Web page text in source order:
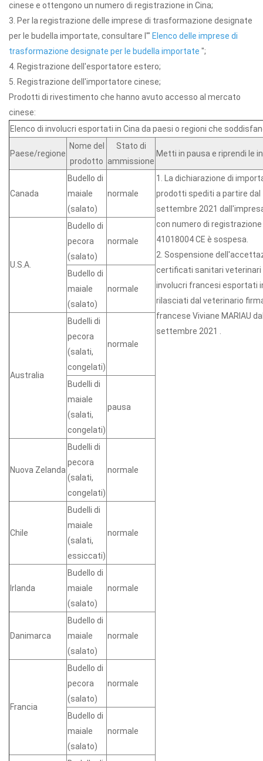
cinese e ottengono un numero di registrazione in Cina;
3. Per la registrazione delle imprese di trasformazione designate
per le budella importate, consultare l'" Elenco delle imprese di
trasformazione designate per le budella importate ";
4. Registrazione dell'esportatore estero;
5. Registrazione dell'importatore cinese;
Prodotti di rivestimento che hanno avuto accesso al mercato
cinese:
Elenco di involucri esportati in Cina da paesi o regioni che
Paese/regione
Nome del
prodotto
Stato di
ammissione
Metti in pausa e riprendi le
Canada
Budello di
maiale
(salato)
normale
1. La dichiarazione di
prodotti spediti a partire dal
settembre 2021
con numero di registrazione
41018004 CE è sospesa.
2. Sospensione
certificati sanitari veterinari
involucri francesi esportati
rilasciati dal veterinario
francese Viviane MARIAU
settembre 2021 .
U.S.A.
Budello di
pecora
(salato)
normale
Budello di
maiale
(salato)
normale
Australia
Budelli di
pecora
(salati,
congelati)
normale
Budelli di
maiale
(salati,
congelati)
pausa
Nuova Zelanda
Budelli di
pecora
(salati,
congelati)
normale
Chile
Budelli di
maiale
(salati,
essiccati)
normale
Irlanda
Budello di
maiale
(salato)
normale
Danimarca
Budello di
maiale
(salato)
normale
Francia
Budello di
pecora
(salato)
normale
Budello di
maiale
(salato)
normale